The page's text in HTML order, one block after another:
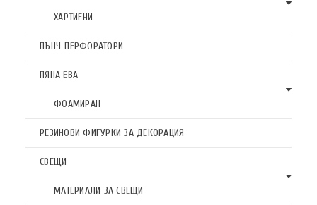
ХАРТИЕНИ
ПЪНЧ-ПЕРФОРАТОРИ
ПЯНА ЕВА
ФОАМИРАН
РЕЗИНОВИ ФИГУРКИ ЗА ДЕКОРАЦИЯ
СВЕЩИ
МАТЕРИАЛИ ЗА СВЕЩИ